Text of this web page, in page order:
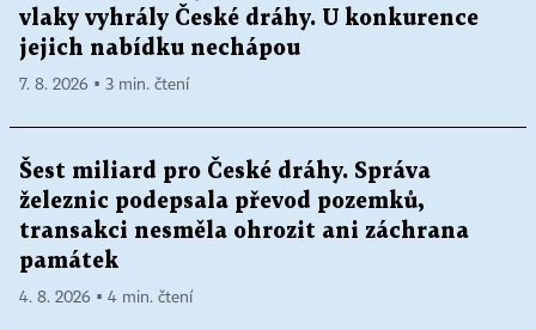
vlaky vyhrály České dráhy. U konkurence
jejich nabídku nechápou
7. 8. 2026 ▪ 3 min. čtení
Šest miliard pro České dráhy. Správa
železnic podepsala převod pozemků,
transakci nesměla ohrozit ani záchrana
památek
4. 8. 2026 ▪ 4 min. čtení